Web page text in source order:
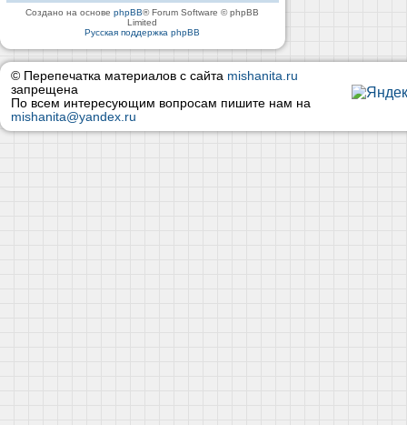
Создано на основеphpBB® Forum Software © phpBB
Limited
Русская поддержка phpBB
© Перепечатка материалов с сайта mishanita.ru
запрещена
По всем интересующим вопросам пишите нам на
mishanita@yandex.ru